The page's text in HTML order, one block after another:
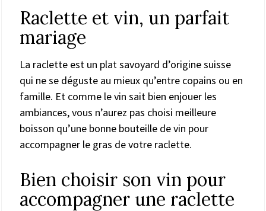
Raclette et vin, un parfait
mariage
La raclette est un plat savoyard d’origine suisse
qui ne se déguste au mieux qu’entre copains ou en
famille. Et comme le vin sait bien enjouer les
ambiances, vous n’aurez pas choisi meilleure
boisson qu’une bonne bouteille de vin pour
accompagner le gras de votre raclette.
Bien choisir son vin pour
accompagner une raclette